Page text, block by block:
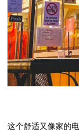
这个舒适又像家的电